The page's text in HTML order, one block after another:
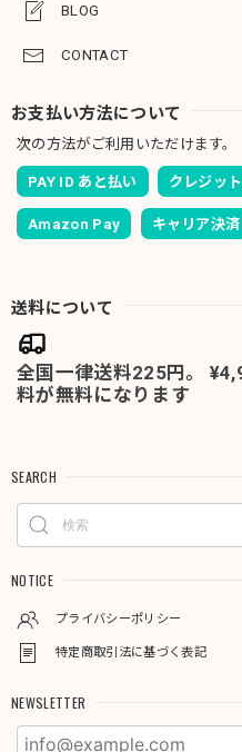
BLOG
CONTACT
お支払い方法について
次の方法がご利用いただけます。
PAY ID あと払い クレジッ
Amazon Pay キャリア決済
送料について
全国一律送料225円。
料が無料になります
SEARCH
NOTICE
プライバシーポリシー
特定商取引法に基づく表記
NEWSLETTER